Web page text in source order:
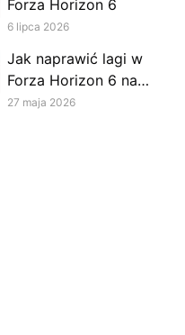
Forza Horizon 6
6 lipca 2026
Jak naprawić lagi w
Forza Horizon 6 na
Xboxie
27 maja 2026